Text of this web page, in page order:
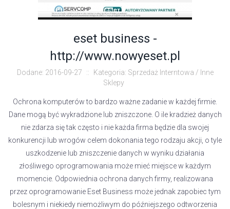
eset business -
http://www.nowyeset.pl
Dodane: 2016-09-27 ::
Kategoria: Sprzedaż Interntowa / Inne
Sklepy
Ochrona komputerów to bardzo ważne zadanie w każdej firmie.
Dane mogą być wykradzione lub zniszczone. O ile kradzież danych
nie zdarza się tak często i nie każda firma będzie dla swojej
konkurencji lub wrogów celem dokonania tego rodzaju akcji, o tyle
uszkodzenie lub zniszczenie danych w wyniku działania
złośliwego oprogramowania może mieć miejsce w każdym
momencie. Odpowiednia ochrona danych firmy, realizowana
przez oprogramowanie Eset Business może jednak zapobiec tym
bolesnym i niekiedy niemożliwym do późniejszego odtworzenia